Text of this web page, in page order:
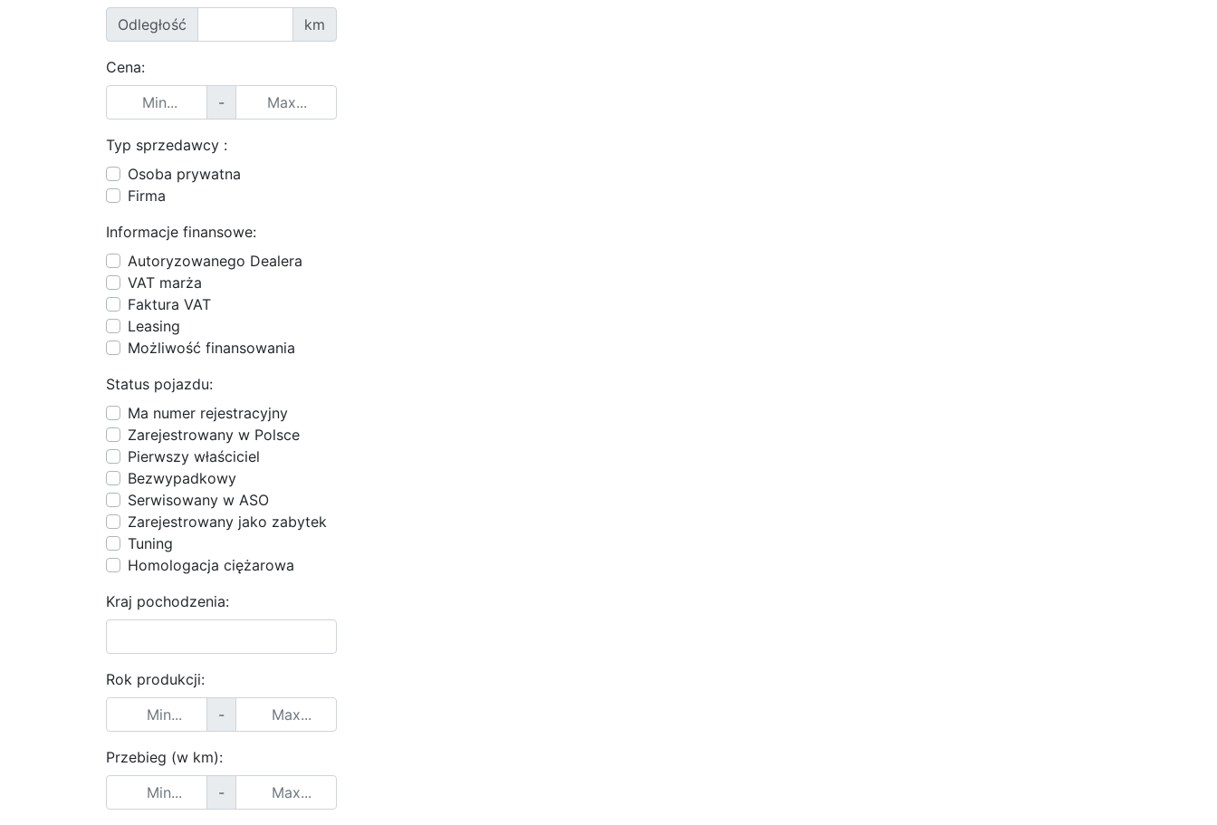
Odległość km
Cena:
-
Typ sprzedawcy :
Osoba prywatna
Firma
Informacje finansowe:
Autoryzowanego Dealera
VAT marża
Faktura VAT
Leasing
Możliwość finansowania
Status pojazdu:
Ma numer rejestracyjny
Zarejestrowany w Polsce
Pierwszy właściciel
Bezwypadkowy
Serwisowany w ASO
Zarejestrowany jako zabytek
Tuning
Homologacja ciężarowa
Kraj pochodzenia:
Rok produkcji:
-
Przebieg (w km):
-